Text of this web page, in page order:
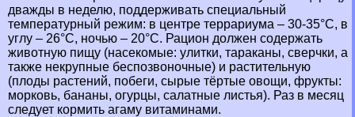
дважды в неделю, поддерживать специальный
температурный режим: в центре террариума – 30-35°С, в
углу – 26°С, ночью – 20°С. Рацион должен содержать
животную пищу (насекомые: улитки, таpaканы, сверчки, а
также некрупные беспозвоночные) и растительную
(плоды растений, побеги, сырые тёртые овощи, фрукты:
морковь, бананы, огурцы, салатные листья). Раз в месяц
следует кормить агаму витаминами.